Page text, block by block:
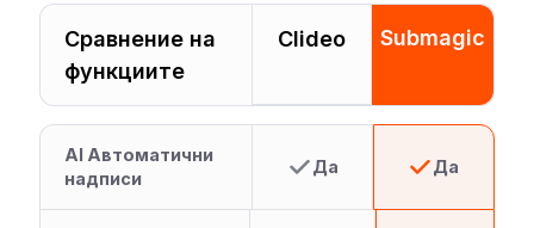
Сравнение на
функциите
Clideo Submagic
AI Автоматични
надписи
Да Да